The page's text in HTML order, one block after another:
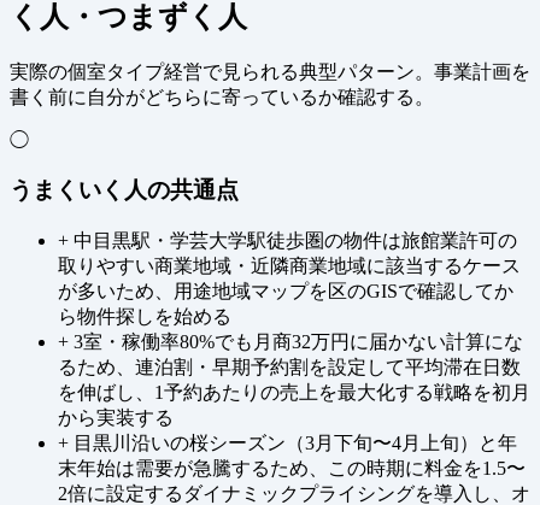
く人・つまずく人
実際の個室タイプ経営で見られる典型パターン。事業計画を
書く前に自分がどちらに寄っているか確認する。
◯
うまくいく人の共通点
+ 中目黒駅・学芸大学駅徒歩圏の物件は旅館業許可の
取りやすい商業地域・近隣商業地域に該当するケース
が多いため、用途地域マップを区のGISで確認してか
ら物件探しを始める
+ 3室・稼働率80%でも月商32万円に届かない計算にな
るため、連泊割・早期予約割を設定して平均滞在日数
を伸ばし、1予約あたりの売上を最大化する戦略を初月
から実装する
+ 目黒川沿いの桜シーズン（3月下旬〜4月上旬）と年
末年始は需要が急騰するため、この時期に料金を1.5〜
2倍に設定するダイナミックプライシングを導入し、オ